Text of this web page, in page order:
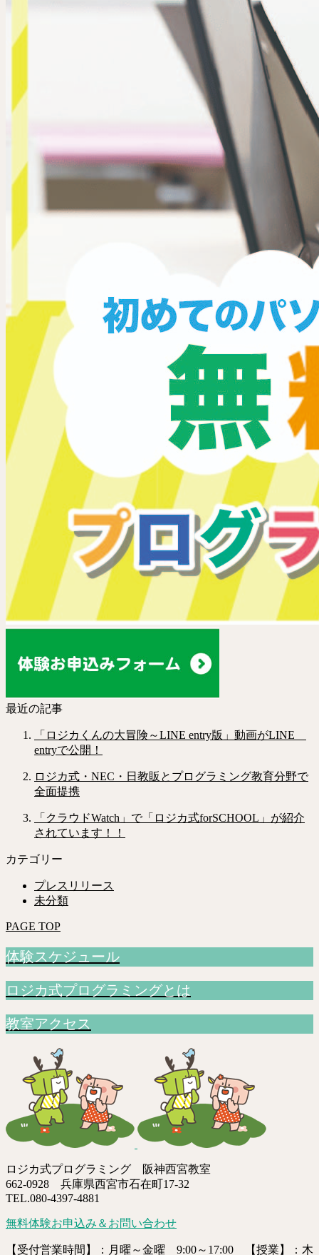
最近の記事
「ロジカくんの大冒険～LINE entry版」動画がLINE
entryで公開！
ロジカ式・NEC・日教販とプログラミング教育分野で
全面提携
「クラウドWatch」で「ロジカ式forSCHOOL」が紹介
されています！！
カテゴリー
プレスリリース
未分類
PAGE TOP
体験スケジュール
ロジカ式プログラミングとは
教室アクセス
ロジカ式プログラミング 阪神西宮教室
662-0928 兵庫県西宮市石在町17-32
TEL.080-4397-4881
無料体験お申込み＆お問い合わせ
【受付営業時間】：月曜～金曜 9:00～17:00 【授業】：木